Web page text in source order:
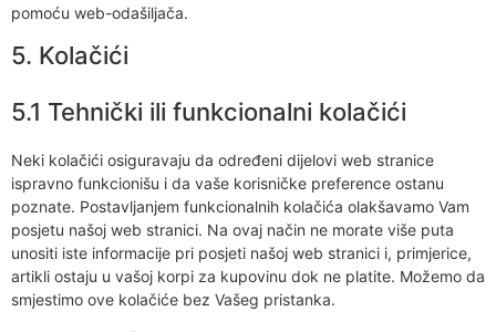
pomoću web-odašiljača.
5. Kolačići
5.1 Tehnički ili funkcionalni kolačići
Neki kolačići osiguravaju da određeni dijelovi web stranice
ispravno funkcionišu i da vaše korisničke preference ostanu
poznate. Postavljanjem funkcionalnih kolačića olakšavamo Vam
posjetu našoj web stranici. Na ovaj način ne morate više puta
unositi iste informacije pri posjeti našoj web stranici i, primjerice,
artikli ostaju u vašoj korpi za kupovinu dok ne platite. Možemo da
smjestimo ove kolačiće bez Vašeg pristanka.